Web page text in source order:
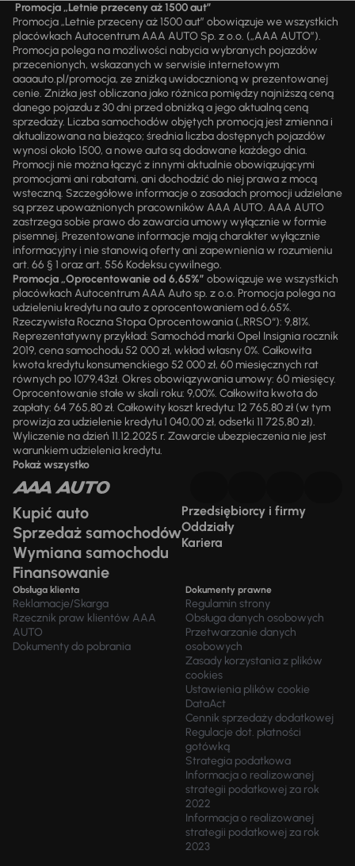
Promocja „Letnie przeceny aż 1500 aut”
Promocja „Letnie przeceny aż 1500 aut” obowiązuje we wszystkich
placówkach Autocentrum AAA AUTO Sp. z o.o. („AAA AUTO”).
Promocja polega na możliwości nabycia wybranych pojazdów
przecenionych, wskazanych w serwisie internetowym
aaaauto.pl/promocja, ze zniżką uwidocznioną w prezentowanej
cenie. Zniżka jest obliczana jako różnica pomiędzy najniższą ceną
danego pojazdu z 30 dni przed obniżką a jego aktualną ceną
sprzedaży. Liczba samochodów objętych promocją jest zmienna i
aktualizowana na bieżąco; średnia liczba dostępnych pojazdów
wynosi około 1500, a nowe auta są dodawane każdego dnia.
Promocji nie można łączyć z innymi aktualnie obowiązującymi
promocjami ani rabatami, ani dochodzić do niej prawa z mocą
wsteczną. Szczegółowe informacje o zasadach promocji udzielane
są przez upoważnionych pracowników AAA AUTO. AAA AUTO
zastrzega sobie prawo do zawarcia umowy wyłącznie w formie
pisemnej. Prezentowane informacje mają charakter wyłącznie
informacyjny i nie stanowią oferty ani zapewnienia w rozumieniu
art. 66 § 1 oraz art. 556 Kodeksu cywilnego.
Promocja „Oprocentowanie od 6,65%” obowiązuje we wszystkich
placówkach Autocentrum AAA Auto sp. z o.o. Promocja polega na
udzieleniu kredytu na auto z oprocentowaniem od 6,65%.
Rzeczywista Roczna Stopa Oprocentowania („RRSO“): 9,81%.
Reprezentatywny przykład: Samochód marki Opel Insignia rocznik
2019, cena samochodu 52 000 zł, wkład własny 0%. Całkowita
kwota kredytu konsumenckiego 52 000 zł, 60 miesięcznych rat
równych po 1079,43zł. Okres obowiązywania umowy: 60 miesięcy.
Oprocentowanie stałe w skali roku: 9,00%. Całkowita kwota do
zapłaty: 64 765,80 zł. Całkowity koszt kredytu: 12 765,80 zł (w tym
prowizja za udzielenie kredytu 1 040,00 zł, odsetki 11 725,80 zł).
Wyliczenie na dzień 11.12.2025 r. Zawarcie ubezpieczenia nie jest
warunkiem udzielenia kredytu.
Pokaż wszystko
Kupić auto
Sprzedaż samochodów
Wymiana samochodu
Finansowanie
Przedsiębiorcy i firmy
Oddziały
Kariera
Obsługa klienta
Reklamacje/Skarga
Rzecznik praw klientów AAA
AUTO
Dokumenty do pobrania
Dokumenty prawne
Regulamin strony
Obsługa danych osobowych
Przetwarzanie danych
osobowych
Zasady korzystania z plików
cookies
Ustawienia plików cookie
DataAct
Cennik sprzedaży dodatkowej
Regulacje dot. płatności
gotówką
Strategia podatkowa
Informacja o realizowanej
strategii podatkowej za rok
2022
Informacja o realizowanej
strategii podatkowej za rok
2023